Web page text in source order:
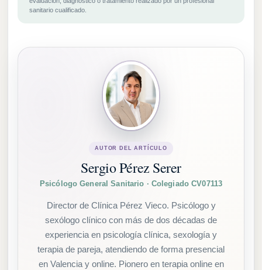
sanitario cualificado.
AUTOR DEL ARTÍCULO
Sergio Pérez Serer
Psicólogo General Sanitario · Colegiado CV07113
Director de Clínica Pérez Vieco. Psicólogo y
sexólogo clínico con más de dos décadas de
experiencia en psicología clínica, sexología y
terapia de pareja, atendiendo de forma presencial
en Valencia y online. Pionero en terapia online en